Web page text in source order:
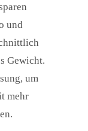
und
Gewicht.
um
mehr